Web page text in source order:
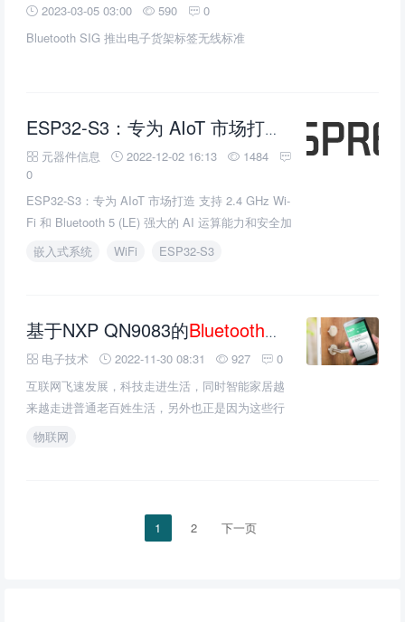
2023-03-05 03:00 590
0
Bluetooth SIG 推出电子货架标签无线标准
ESP32-S3：专为 AIoT 市场打造 支持 2.4 GHz Wi-Fi 和
元器件信息
2022-12-02 16:13
1484
0
ESP32-S3：专为 AIoT 市场打造 支持 2.4 GHz Wi-
Fi 和 Bluetooth 5 (LE) 强大的 AI 运算能力和安全加
密机制
嵌入式系统 WiFi ESP32-S3
基于NXP QN9083的Bluetooth智能门锁方案
电子技术 2022-11-30 08:31 927
0
互联网飞速发展，科技走进生活，同时智能家居越
来越走进普通老百姓生活，另外也正是因为这些行
业的兴起，也对无线传输技术要求越来越高，比如
物联网
1 2 下一页